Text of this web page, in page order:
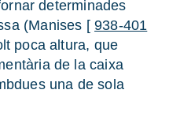
determinades
(Manises [938-401
poca altura, que
de la caixa
una de sola